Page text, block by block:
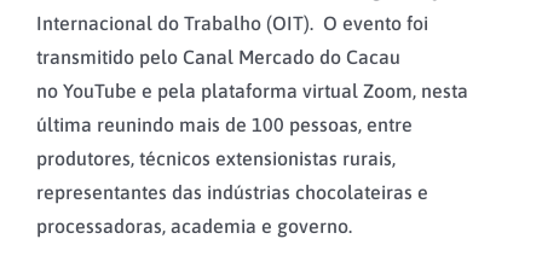
Internacional do Trabalho (OIT). O evento foi
transmitido pelo Canal Mercado do Cacau
no YouTube e pela plataforma virtual Zoom, nesta
última reunindo mais de 100 pessoas, entre
produtores, técnicos extensionistas rurais,
representantes das indústrias chocolateiras e
processadoras, academia e governo.